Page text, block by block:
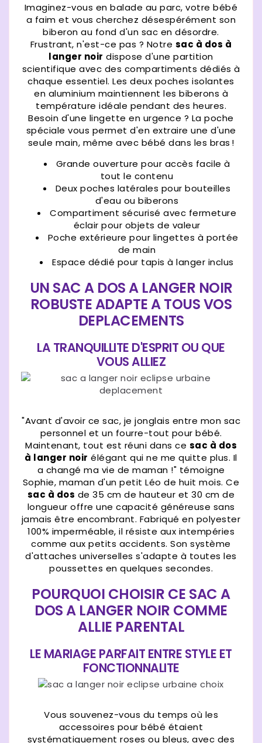
Imaginez-vous en balade au parc, votre bébé
a faim et vous cherchez désespérément son
biberon au fond d'un sac en désordre.
Frustrant, n'est-ce pas ? Notre sac à dos à
langer noir dispose d'une partition
scientifique avec des compartiments dédiés à
chaque essentiel. Les deux poches isolantes
en aluminium maintiennent les biberons à
température idéale pendant des heures.
Besoin d'une lingette en urgence ? La poche
spéciale vous permet d'en extraire une d'une
seule main, même avec bébé dans les bras !
Grande ouverture pour accès facile à
tout le contenu
Deux poches latérales pour bouteilles
d'eau ou biberons
Compartiment sécurisé avec fermeture
éclair pour objets de valeur
Poche extérieure pour lingettes à portée
de main
Espace dédié pour tapis à langer inclus
UN SAC A DOS A LANGER NOIR
ROBUSTE ADAPTE A TOUS VOS
DEPLACEMENTS
LA TRANQUILLITE D'ESPRIT OU QUE
VOUS ALLIEZ
"Avant d'avoir ce sac, je jonglais entre mon sac
personnel et un fourre-tout pour bébé.
Maintenant, tout est réuni dans ce sac à dos
à langer noir élégant qui ne me quitte plus. Il
a changé ma vie de maman !" témoigne
Sophie, maman d'un petit Léo de huit mois. Ce
sac à dos de 35 cm de hauteur et 30 cm de
longueur offre une capacité généreuse sans
jamais être encombrant. Fabriqué en polyester
100% imperméable, il résiste aux intempéries
comme aux petits accidents. Son système
d'attaches universelles s'adapte à toutes les
poussettes en quelques secondes.
POURQUOI CHOISIR CE SAC A
DOS A LANGER NOIR COMME
ALLIE PARENTAL
LE MARIAGE PARFAIT ENTRE STYLE ET
FONCTIONNALITE
Vous souvenez-vous du temps où les
accessoires pour bébé étaient
systématiquement roses ou bleus, avec des